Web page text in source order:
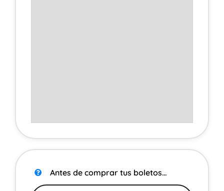
Antes de comprar tus boletos…